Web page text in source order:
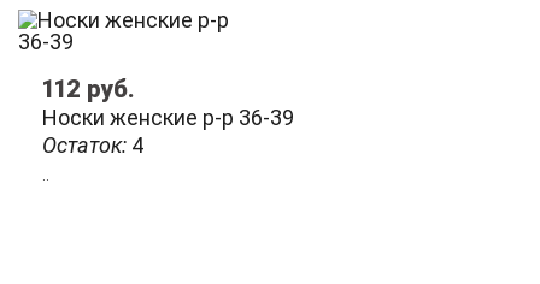
Остаток: 4
Носки женские р-р 36-39
112 руб.